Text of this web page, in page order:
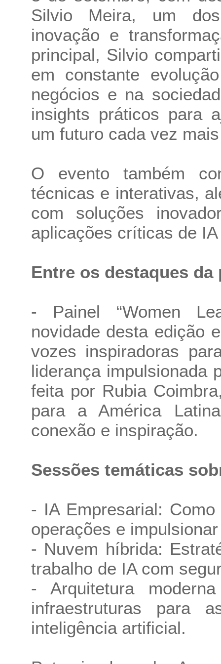
Silvio Meira, um
inovação e
principal, Silvio
em constante
negócios e na
insights práticos para
um futuro cada vez
O evento também
técnicas e interativas,
com soluções
aplicações críticas de
Entre os destaques da
- Painel “Women
novidade desta edição
vozes inspiradoras
liderança impulsionada
feita por Rubia
para a América
conexão e inspiração.
Sessões temáticas
- IA Empresarial:
operações e
- Nuvem híbrida:
trabalho de IA com
- Arquitetura
infraestruturas para
inteligência artificial.